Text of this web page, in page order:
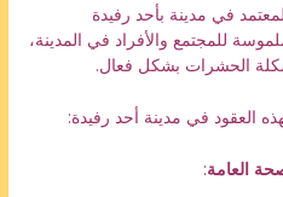
في مدينة بأحد رفيدة
للمجتمع والأفراد في المدينة،
الحشرات بشكل فعال.
العقود في مدينة أحد رفيدة:
العامة: